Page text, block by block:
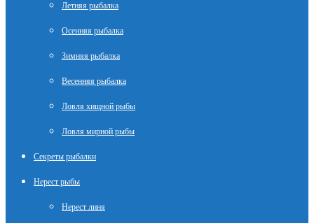
Летняя рыбалка
Осенняя рыбалка
Зимняя рыбалка
Весенняя рыбалка
Ловля хищной рыбы
Ловля мирной рыбы
Секреты рыбалки
Нерест рыбы
Нерест линя